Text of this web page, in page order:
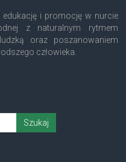
edukację i promocję w nurcie
z naturalnym rytmem
oraz poszanowaniem
człowieka.